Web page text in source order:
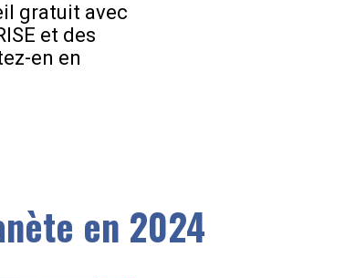
gratuit avec
et des
en en
en 2024